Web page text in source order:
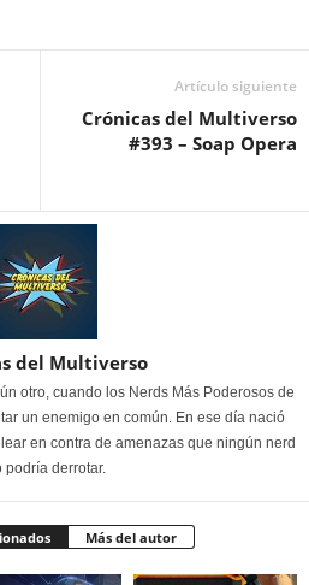
Artículo siguiente
Crónicas del Multiverso
#393 – Soap Opera
del Multiverso
otro, cuando los Nerds Más Poderosos de
un enemigo en común. En ese día nació
en contra de amenazas que ningún nerd
podría derrotar.
Más del autor